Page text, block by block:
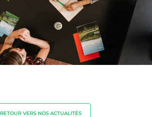
RETOUR VERS NOS ACTUALITÉS